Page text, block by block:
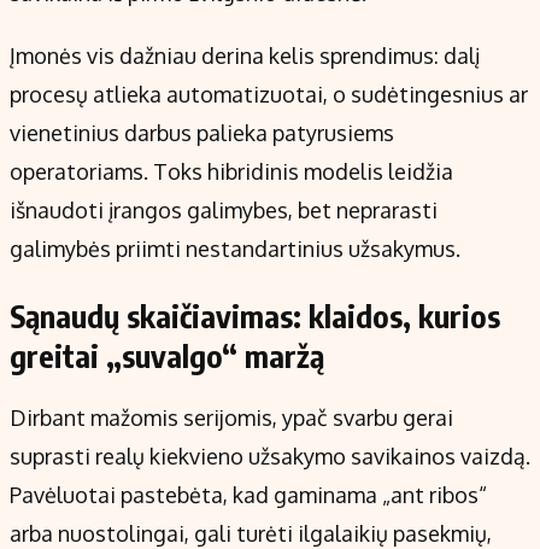
Įmonės vis dažniau derina kelis sprendimus: dalį
procesų atlieka automatizuotai, o sudėtingesnius ar
vienetinius darbus palieka patyrusiems
operatoriams. Toks hibridinis modelis leidžia
išnaudoti įrangos galimybes, bet neprarasti
galimybės priimti nestandartinius užsakymus.
Sąnaudų skaičiavimas: klaidos, kurios
greitai „suvalgo“ maržą
Dirbant mažomis serijomis, ypač svarbu gerai
suprasti realų kiekvieno užsakymo savikainos vaizdą.
Pavėluotai pastebėta, kad gaminama „ant ribos“
arba nuostolingai, gali turėti ilgalaikių pasekmių,